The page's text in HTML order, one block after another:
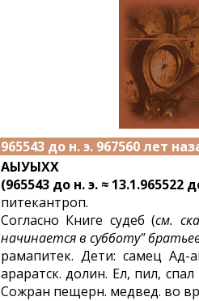
965543 до н. э. 967560 лет
АЫУЫХХ
(965543 до н. э. ≈ 13.1.965522
питекантроп.
Согласно Книге судеб (см.
начинается в субботу"
рамапитек. Дети: самец
араратск. долин. Ел, пил,
Сожран пещерн. медвед. во